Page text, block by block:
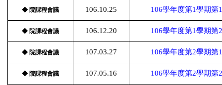
◆ 院課程會議 106.10.25 106學年度第1學期第
◆ 院課程會議 106.12.20 106學年度第1學期第
◆ 院課程會議 107.03.27 106學年度第2學期第
◆ 院課程會議 107.05.16 106學年度第2學期第